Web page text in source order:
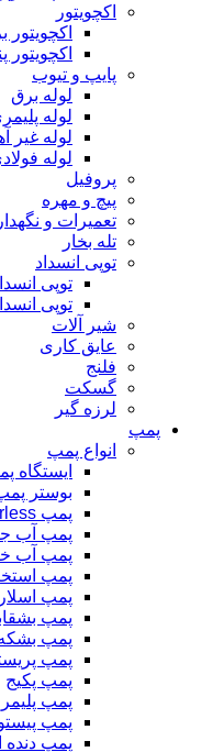
اکچویتور
اکچویتور
اکچویتور
پایپ و تیوب
لوله برق
لوله
لوله غیر
لوله
پروفیل
پیچ و مهره
تعمیرات و
تله بخار
توپی انسداد
توپی
توپی
شیر آلات
عایق کاری
فلنج
گسکت
لرزه گیر
پمپ
انواع پمپ
ایستگاه
بوستر
پمپ Airless
پمپ آب
پمپ آب
پمپ
پمپ
پمپ
پمپ
پمپ
پمپ پکیج
پمپ
پمپ
پمپ دنده